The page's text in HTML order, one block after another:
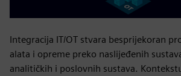
Integracija IT/OT stvara besprijekoran
alata i opreme preko naslijeđenih
analitičkih i poslovnih sustava.